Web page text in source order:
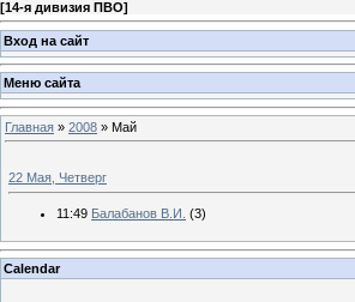
[14-я дивизия ПВО]
Вход на сайт
Меню сайта
Главная » 2008 » Май
22 Мая, Четверг
11:49 Балабанов В.И. (3)
Calendar